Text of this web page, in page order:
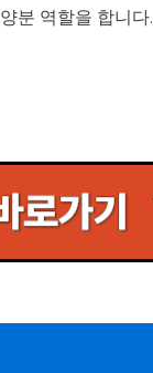
분 역할을 합니다.